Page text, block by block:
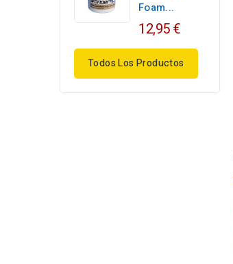
Foam...
12,95 €
Todos Los Productos